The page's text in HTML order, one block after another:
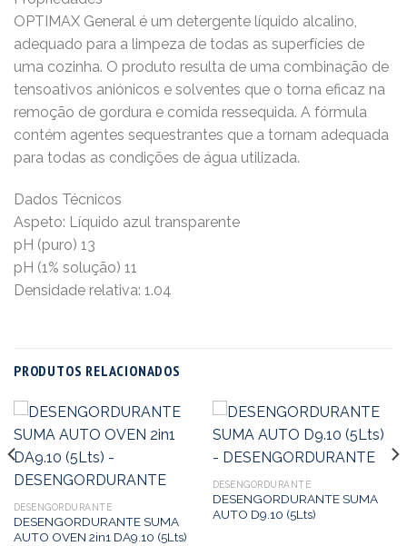
OPTIMAX General é um detergente líquido alcalino,
adequado para a limpeza de todas as superfícies de
uma cozinha. O produto resulta de uma combinação de
tensoativos aniónicos e solventes que o torna eficaz na
remoção de gordura e comida ressequida. A fórmula
contém agentes sequestrantes que a tornam adequada
para todas as condições de água utilizada.
Dados Técnicos
Aspeto: Líquido azul transparente
pH (puro) 13
pH (1% solução) 11
Densidade relativa: 1.04
PRODUTOS RELACIONADOS
DESENGORDURANTE
DESENGORDURANTE SUMA
AUTO OVEN 2in1 DA9.10 (5Lts)
DESENGORDURANTE
DESENGORDURANTE SUMA
AUTO D9.10 (5Lts)